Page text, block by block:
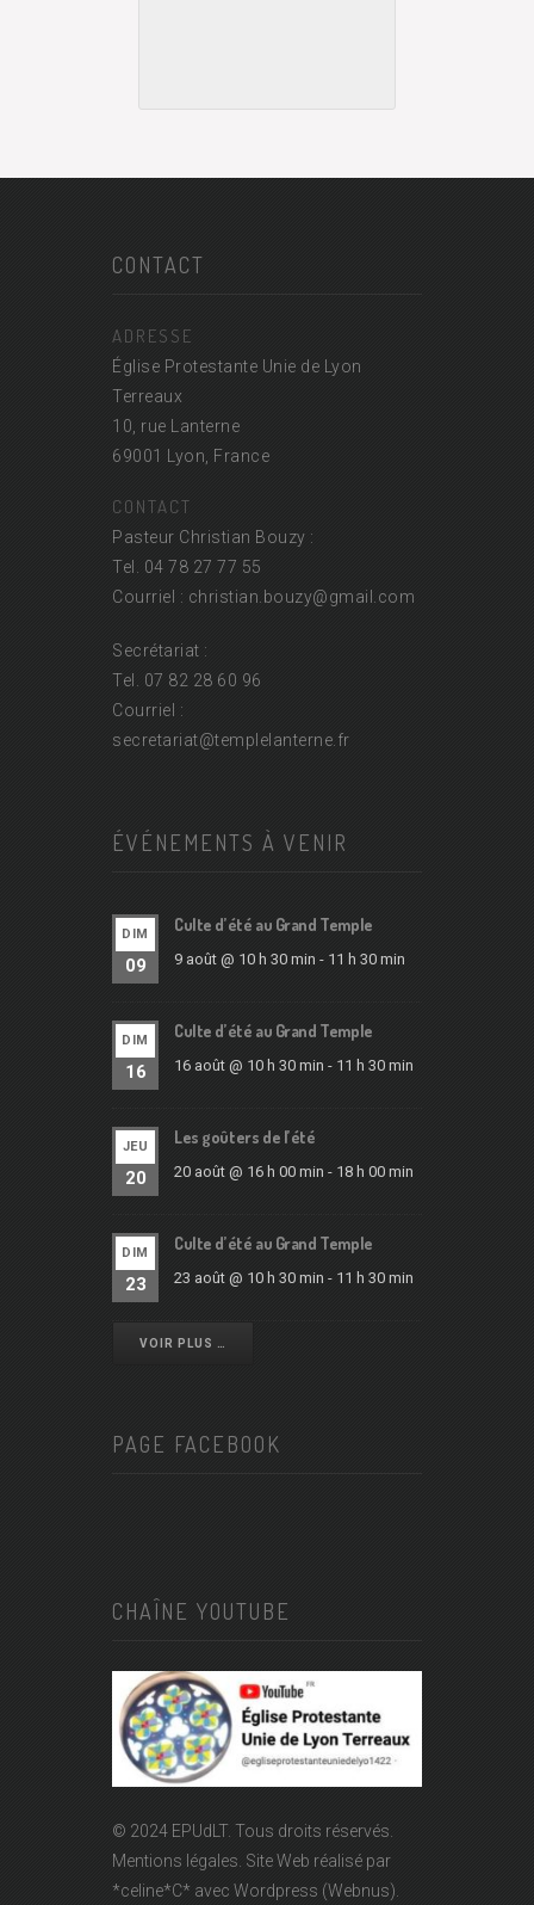
CONTACT
ADRESSE
Église Protestante Unie de Lyon
Terreaux
10, rue Lanterne
69001 Lyon, France
CONTACT
Pasteur Christian Bouzy :
Tel. 04 78 27 77 55
Courriel : christian.bouzy@gmail.com
Secrétariat :
Tel. 07 82 28 60 96
Courriel :
secretariat@templelanterne.fr
ÉVÉNEMENTS À VENIR
DIM
09
Culte d’été au Grand Temple
9 août @ 10 h 30 min - 11 h 30 min
DIM
16
Culte d’été au Grand Temple
16 août @ 10 h 30 min - 11 h 30 min
JEU
20
Les goûters de l’été
20 août @ 16 h 00 min - 18 h 00 min
DIM
23
Culte d’été au Grand Temple
23 août @ 10 h 30 min - 11 h 30 min
VOIR PLUS …
PAGE FACEBOOK
CHAÎNE YOUTUBE
© 2024 EPUdLT. Tous droits réservés.
Mentions légales. Site Web réalisé par
*celine*C* avec Wordpress (Webnus).